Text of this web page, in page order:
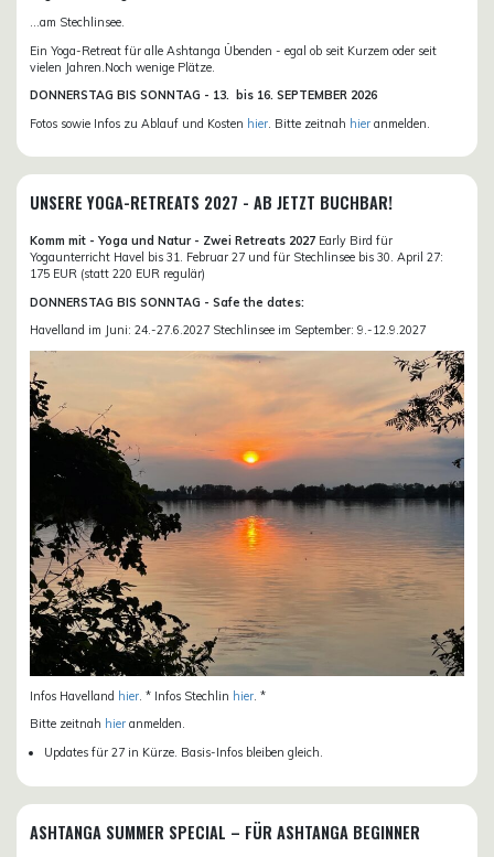
...am Stechlinsee.
Ein Yoga-Retreat für alle Ashtanga Übenden - egal ob seit Kurzem oder seit
vielen Jahren.Noch wenige Plätze.
DONNERSTAG BIS SONNTAG - 13. bis 16. SEPTEMBER 2026
Fotos sowie Infos zu Ablauf und Kosten hier . Bitte zeitnah hier anmelden.
UNSERE YOGA-RETREATS 2027 - AB JETZT BUCHBAR!
Komm mit - Yoga und Natur - Zwei Retreats 2027 Early Bird für
Yogaunterricht Havel bis 31. Februar 27 und für Stechlinsee bis 30. April 27:
175 EUR (statt 220 EUR regulär)
DONNERSTAG BIS SONNTAG - Safe the dates:
Havelland im Juni: 24.-27.6.2027 Stechlinsee im September: 9.-12.9.2027
Infos Havelland hier . * Infos Stechlin hier . *
Bitte zeitnah hier anmelden.
Updates für 27 in Kürze. Basis-Infos bleiben gleich.
ASHTANGA SUMMER SPECIAL – FÜR ASHTANGA BEGINNER